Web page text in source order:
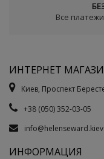
Все
ИНТЕРНЕТ МАГАЗИН
Киев, Проспект
+38 (050) 352-03-05
ИНФОРМАЦИЯ